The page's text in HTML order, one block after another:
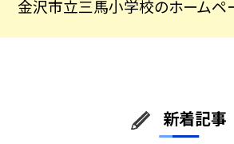
金沢市立三馬小学校のホームペ
新着記事